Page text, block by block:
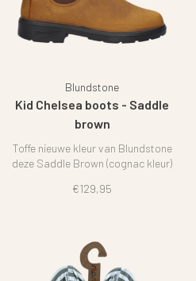
Blundstone
Kid Chelsea boots - Saddle
brown
Toffe nieuwe kleur van Blundstone
deze Saddle Brown (cognac kleur)
€129,95